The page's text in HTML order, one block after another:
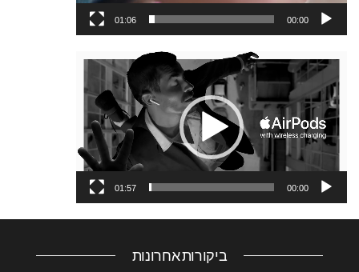
00:00
01:06
נגן
וידאו
00:00
01:57
ביקורות אחרונות